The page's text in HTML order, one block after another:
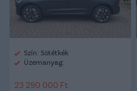
Szín: Sötétkék
Üzemanyag:
23 290 000 Ft